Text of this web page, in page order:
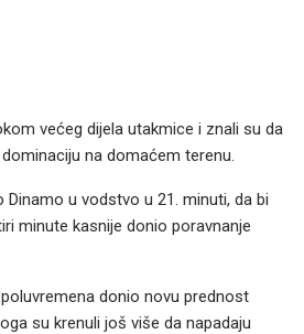
većeg dijela utakmice i znali su da
na domaćem terenu.
Dinamo u vodstvo u 21. minuti, da bi
minute kasnije donio poravnanje
donio novu prednost
su krenuli još više da napadaju